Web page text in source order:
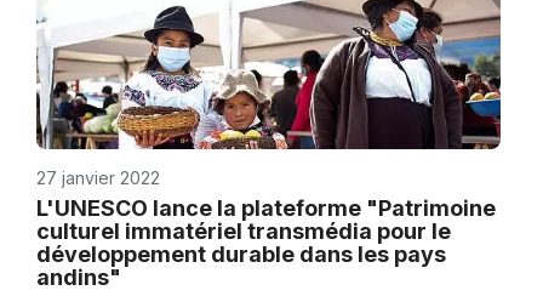
27 janvier 2022
L'UNESCO lance la plateforme "Patrimoine
culturel immatériel transmédia pour le
développement durable dans les pays
andins"